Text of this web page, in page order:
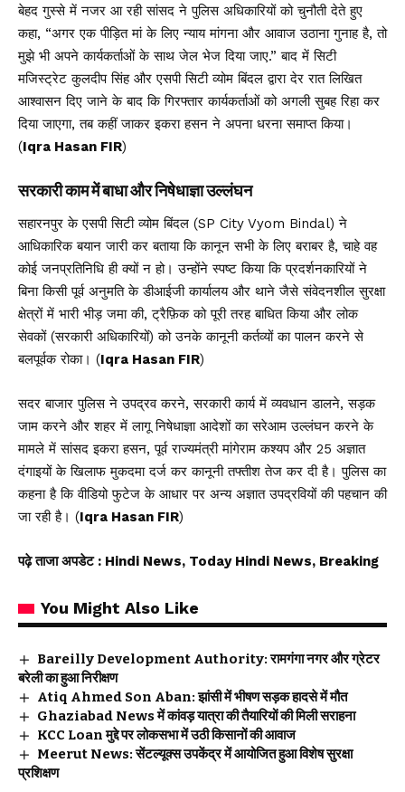
बेहद गुस्से में नजर आ रही सांसद ने पुलिस अधिकारियों को चुनौती देते हुए
कहा, “अगर एक पीड़ित मां के लिए न्याय मांगना और आवाज उठाना गुनाह है, तो
मुझे भी अपने कार्यकर्ताओं के साथ जेल भेज दिया जाए.” बाद में सिटी
मजिस्ट्रेट कुलदीप सिंह और एसपी सिटी व्योम बिंदल द्वारा देर रात लिखित
आश्वासन दिए जाने के बाद कि गिरफ्तार कार्यकर्ताओं को अगली सुबह रिहा कर
दिया जाएगा, तब कहीं जाकर इकरा हसन ने अपना धरना समाप्त किया।
(Iqra Hasan FIR)
सरकारी काम में बाधा और निषेधाज्ञा उल्लंघन
सहारनपुर के एसपी सिटी व्योम बिंदल (SP City Vyom Bindal) ने
आधिकारिक बयान जारी कर बताया कि कानून सभी के लिए बराबर है, चाहे वह
कोई जनप्रतिनिधि ही क्यों न हो। उन्होंने स्पष्ट किया कि प्रदर्शनकारियों ने
बिना किसी पूर्व अनुमति के डीआईजी कार्यालय और थाने जैसे संवेदनशील सुरक्षा
क्षेत्रों में भारी भीड़ जमा की, ट्रैफ़िक को पूरी तरह बाधित किया और लोक
सेवकों (सरकारी अधिकारियों) को उनके कानूनी कर्तव्यों का पालन करने से
बलपूर्वक रोका। (Iqra Hasan FIR)
सदर बाजार पुलिस ने उपद्रव करने, सरकारी कार्य में व्यवधान डालने, सड़क
जाम करने और शहर में लागू निषेधाज्ञा आदेशों का सरेआम उल्लंघन करने के
मामले में सांसद इकरा हसन, पूर्व राज्यमंत्री मांगेराम कश्यप और 25 अज्ञात
दंगाइयों के खिलाफ मुकदमा दर्ज कर कानूनी तफ्तीश तेज कर दी है। पुलिस का
कहना है कि वीडियो फुटेज के आधार पर अन्य अज्ञात उपद्रवियों की पहचान की
जा रही है। (Iqra Hasan FIR)
पढ़े ताजा अपडेट : Hindi News, Today Hindi News, Breaking
You Might Also Like
Bareilly Development Authority: रामगंगा नगर और ग्रेटर
बरेली का हुआ निरीक्षण
Atiq Ahmed Son Aban: झांसी में भीषण सड़क हादसे में मौत
Ghaziabad News में कांवड़ यात्रा की तैयारियों की मिली सराहना
KCC Loan मुद्दे पर लोकसभा में उठी किसानों की आवाज
Meerut News: सेंटल्यूक्स उपकेंद्र में आयोजित हुआ विशेष सुरक्षा
प्रशिक्षण